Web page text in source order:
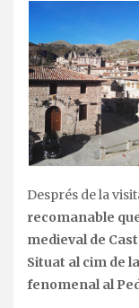
Després de la
recomanable
medieval de
Situat al cim de
fenomenal al